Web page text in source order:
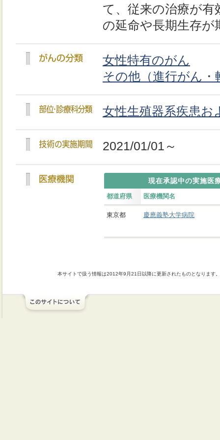
て、従来の治療が
の延命や長期生存
女性特有のがん
その他（進行がん・
女性生殖器系疾患お
2021/01/01～
現在承認中の実施医
都道府県 医療機関名
東京都 慶應義塾大学病院
本サイトで扱う情報は2012年9月21日以降に更新されたものとなります